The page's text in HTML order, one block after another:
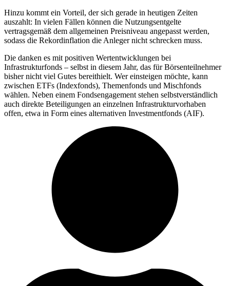
Hinzu kommt ein Vorteil, der sich gerade in heutigen Zeiten
auszahlt: In vielen Fällen können die Nutzungsentgelte
vertragsgemäß dem allgemeinen Preisniveau angepasst werden,
sodass die Rekordinflation die Anleger nicht schrecken muss.
Die danken es mit positiven Wertentwicklungen bei
Infrastrukturfonds – selbst in diesem Jahr, das für Börsenteilnehmer
bisher nicht viel Gutes bereithielt. Wer einsteigen möchte, kann
zwischen ETFs (Indexfonds), Themenfonds und Mischfonds
wählen. Neben einem Fondsengagement stehen selbstverständlich
auch direkte Beteiligungen an einzelnen Infrastrukturvorhaben
offen, etwa in Form eines alternativen Investmentfonds (AIF).